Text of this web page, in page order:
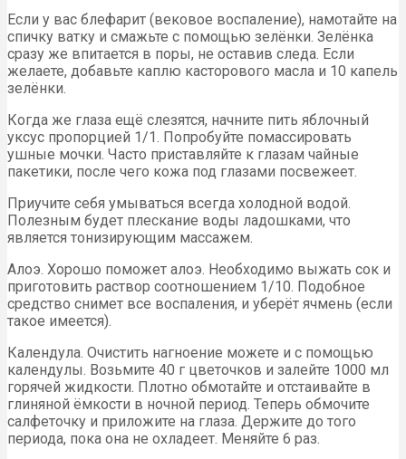
Если у вас блефарит (вековое воспаление), намотайте на
спичку ватку и смажьте с помощью зелёнки. Зелёнка
сразу же впитается в поры, не оставив следа. Если
желаете, добавьте каплю касторового масла и 10 капель
зелёнки.
Когда же глаза ещё слезятся, начните пить яблочный
уксус пропорцией 1/1. Попробуйте помассировать
ушные мочки. Часто приставляйте к глазам чайные
пакетики, после чего кожа под глазами посвежеет.
Приучите себя умываться всегда холодной водой.
Полезным будет плескание воды ладошками, что
является тонизирующим массажем.
Алоэ. Хорошо поможет алоэ. Необходимо выжать сок и
приготовить раствор соотношением 1/10. Подобное
средство снимет все воспаления, и уберёт ячмень (если
такое имеется).
Календула. Очистить нагноение можете и с помощью
календулы. Возьмите 40 г цветочков и залейте 1000 мл
горячей жидкости. Плотно обмотайте и отстаивайте в
глиняной ёмкости в ночной период. Теперь обмочите
салфеточку и приложите на глаза. Держите до того
периода, пока она не охладеет. Меняйте 6 раз.